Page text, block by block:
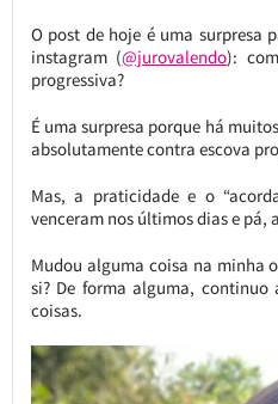
O post de hoje é uma surpresa
instagram (@jurovalendo):
progressiva?
É uma surpresa porque há
absolutamente contra escova
Mas, a praticidade e o
venceram nos últimos dias e pá,
Mudou alguma coisa na minha
si? De forma alguma, continuo
coisas.